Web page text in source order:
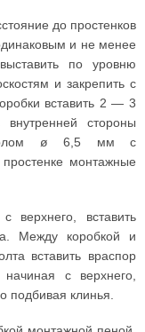
до простенков
и не менее
по уровню
и закрепить с
вставить 2 — 3
стороны
ø 6,5 мм с
монтажные
верхнего, вставить
Между коробкой и
вставить враспор
с верхнего,
подбивая клинья.